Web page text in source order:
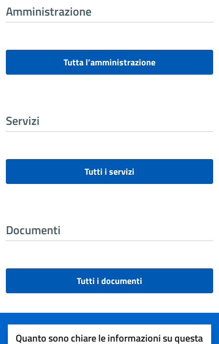
Amministrazione
Tutta l’amministrazione
Servizi
Tutti i servizi
Documenti
Tutti i documenti
Quanto sono chiare le informazioni su questa